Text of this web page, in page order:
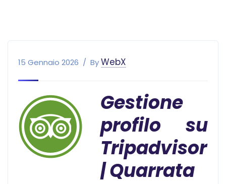
15 Gennaio 2026 ByWebX
Gestione
profilo su
Tripadvisor
| Quarrata